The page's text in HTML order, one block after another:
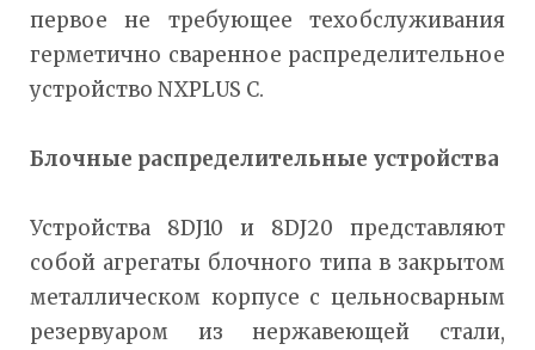
первое не требующее техобслуживания
герметично сваренное распределительное
устройство NXPLUS C.
Блочные распределительные устройства
Устройства 8DJ10 и 8DJ20 представляют
собой агрегаты блочного типа в закрытом
металлическом корпусе с цельносварным
резервуаром из нержавеющей стали,